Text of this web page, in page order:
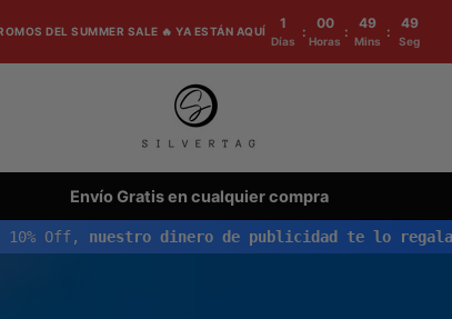
DEL SUMMER SALE 🔥 YA ESTÁN AQUÍ 1
Días
: 00
Horas
: 49
Mins
: 47
Seg
Envío Gratis en cualquier compra
Con este 10% Off,nuestro dinero de publicidad